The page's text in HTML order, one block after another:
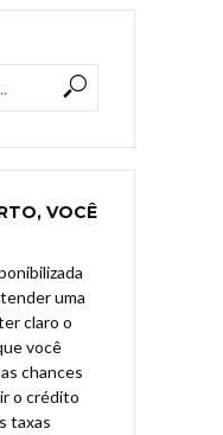
VOCÊ
uma
claro o
você
chances
o crédito
taxas